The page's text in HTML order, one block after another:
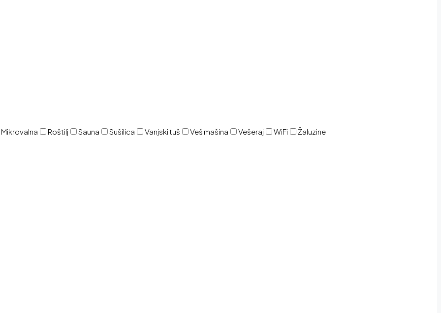
Mikrovalna Roštilj Sauna Sušilica Vanjski tuš Veš mašina Vešeraj WiFi Žaluzine